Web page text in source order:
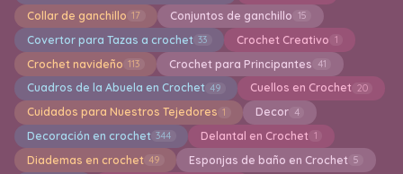
Collar de ganchillo 17 Conjuntos de ganchillo 15
Covertor para Tazas a crochet 33 Crochet Creativo 1
Crochet navideño 113 Crochet para Principantes 41
Cuadros de la Abuela en Crochet 49 Cuellos en Crochet 20
Cuidados para Nuestros Tejedores 1 Decor 4
Decoración en crochet 344 Delantal en Crochet 1
Diademas en crochet 49 Esponjas de baño en Crochet 5